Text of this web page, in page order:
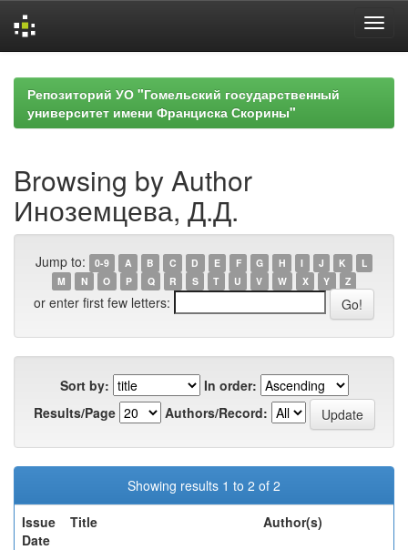
navigationРепозиторий УО "Гомельский государственный
университет имени Франциска Скорины"
Browsing by Author
Иноземцева, Д.Д.
Jump to: 0-9 A B C D E F G H I J K
L
M
N O P Q R S T U V W X Y Z
or enter first few letters:
Sort by:
In order:
Results/Page
Authors/Record:
Showing results 1 to 2 of 2
Issue
Date
Title Author(s)